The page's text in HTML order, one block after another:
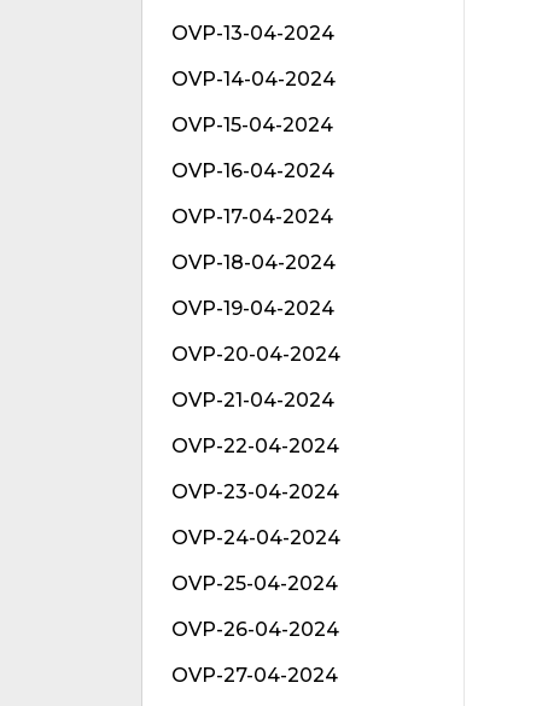
OVP-13-04-2024
OVP-14-04-2024
OVP-15-04-2024
OVP-16-04-2024
OVP-17-04-2024
OVP-18-04-2024
OVP-19-04-2024
OVP-20-04-2024
OVP-21-04-2024
OVP-22-04-2024
OVP-23-04-2024
OVP-24-04-2024
OVP-25-04-2024
OVP-26-04-2024
OVP-27-04-2024